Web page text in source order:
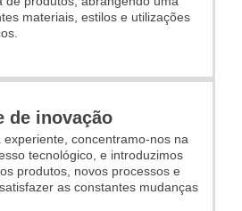
materiais, estilos e utilizações
de inovação
concentramo-nos na
tecnológico, e introduzimos
produtos, novos processos e
as constantes mudanças